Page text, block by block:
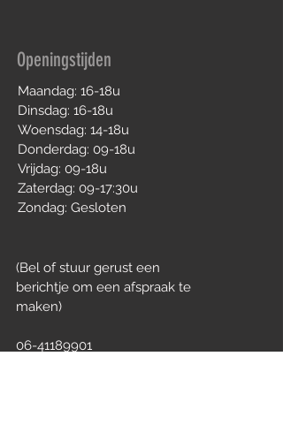
Openingstijden
Maandag: 16-18u
Dinsdag: 16-18u
Woensdag: 14-18u
Donderdag: 09-18u
Vrijdag: 09-18u
Zaterdag: 09-17:30u
Zondag: Gesloten
(Bel of stuur gerust een
berichtje om een afspraak te
maken)
06-41189901